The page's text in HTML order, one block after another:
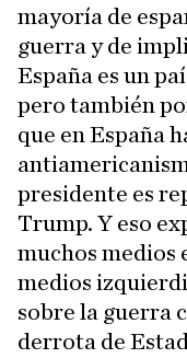
mayoría de
guerra y de
España es un
pero también
que en España
presidente es
Trump. Y eso
muchos medios
medios
sobre la guerra
derrota de